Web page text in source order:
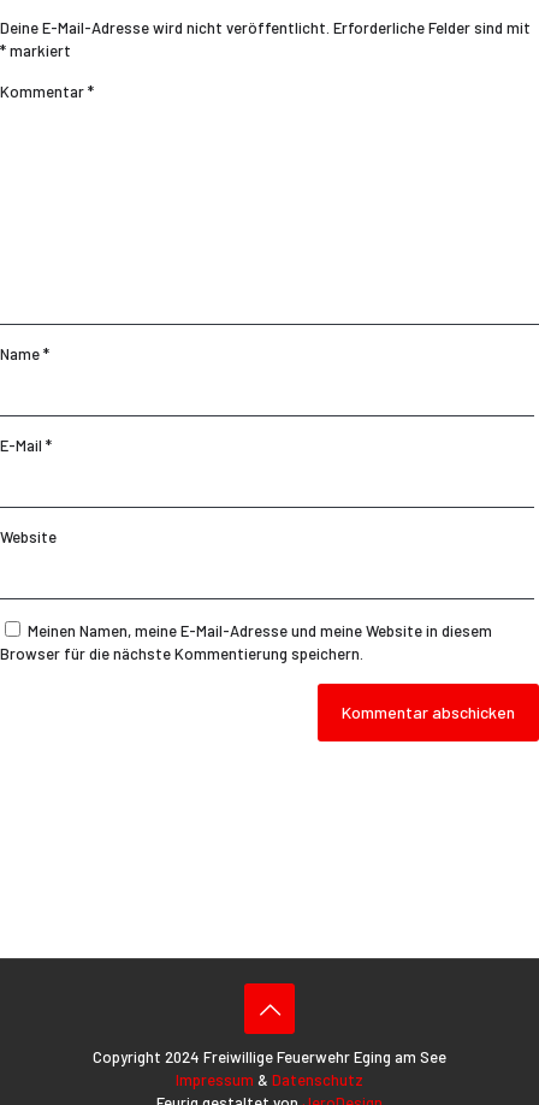
Deine E-Mail-Adresse wird nicht veröffentlicht. Erforderliche Felder sind mit
*markiert
Kommentar*
Name*
E-Mail *
Website
Meinen Namen, meine E-Mail-Adresse und meine Website in diesem
Browser für die nächste Kommentierung speichern.
Copyright 2024 Freiwillige Feuerwehr Eging am See
Impressum & Datenschutz